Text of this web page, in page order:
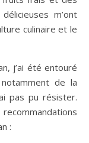
m’ont
culinaire et le
j’ai été entouré
de la
pas pu résister.
: